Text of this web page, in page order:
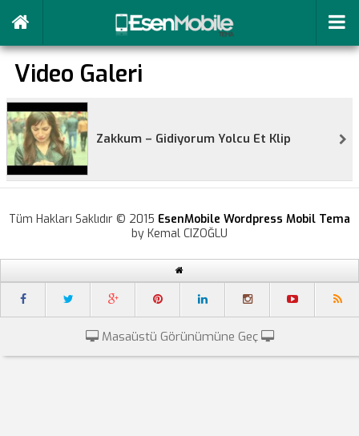
Video Galeri
Zakkum – Gidiyorum Yolcu Et Klip
Tüm Hakları Saklıdır © 2015 EsenMobile Wordpress Mobil Tema
by Kemal CIZOĞLU
Masaüstü Görünümüne Geç